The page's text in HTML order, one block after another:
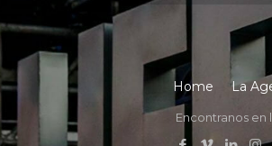
Encontranos en
Home La